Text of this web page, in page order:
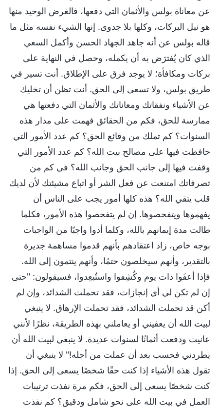
عن معاناة بولس والأثمان التي دفعها، فالغرض الوحيد منها
هو نيل البركات، وكلها بلا جدوى. إنها الشيء نفسه مثل ما
قاله بولس عن أنه جاهد الجهاد الحسن وأكمل السعي
الذي كان يُفترَض به أن يكمله، وحصل في النهاية على
بركات ومكافأة؛ لا يوجد فرق على الإطلاق. أنت تسير في
طريق بولس، ولا تسعى إلى الحق. أنت تظن أن تخليك
عن الأشياء ونفقاتك ومعاناتك والأثمان التي دفعتها هي
ممارسة للحق، فكم من الحقائق فهمت على مدار هذه
السنوات؟ كم تملك من وقائع الحق؟ كم عدد الأمور التي
حافظت فيها على مصالح بيت الله؟ كم عدد الأمور التي
وقفت فيها إلى جانب الحق وجانب الله؟ في كم من
تصرفاتك امتنعت عن فعل الشر أو اتباع مشيئتك لأن لديك
قلب يتقي الله؟ هذه كلها أمور يجب على الناس أن
يفهموها ويتفحصوها. إن لم يتفحصوا هذه الأمور، فكلما
طالت مدة إيمانهم بالله، وكلما أدوا واجبًا من الواجبات
بوجه خاص، زاد اعتقادهم بأنهم قدموا مساهمة جديرة
بالتقدير، وأنهم سيخلصون حتمًا، وأنهم ينتمون إلى الله.
فإذا أعفَوا ذات يوم وكُشِفوا واستُبعِدوا، فسيقولون: "حتى
إن لم تكن لي أي إنجازات، فقد تحملت الشدائد، وإن لم
أكن قد تحملت الشدائد، فقد تحملت الإرهاق. لا ينبغي
لبيت الله أن يعفيني أو يعاملني بهذه الطريقة، نظرًا لأنني
عانيت ودفعت أثمانًا لسنوات عديدة. لا ينبغي لبيت الله أن
يطردني فحسب بعد أن عملت من أجله!" لا ينبغي أن
تقول هذه الأشياء إذا كنت حقًا شخصًا يسعى إلى الحق. إذا
كنت شخصًا يسعى إلى الحق، فكم مرة نفذت ترتيبات
العمل في بيت الله على نحو شامل ودقيق؟ كم نفذت